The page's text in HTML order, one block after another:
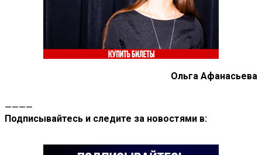
Ольга Афанасьева
————
Подписывайтесь и следите за новостями в: